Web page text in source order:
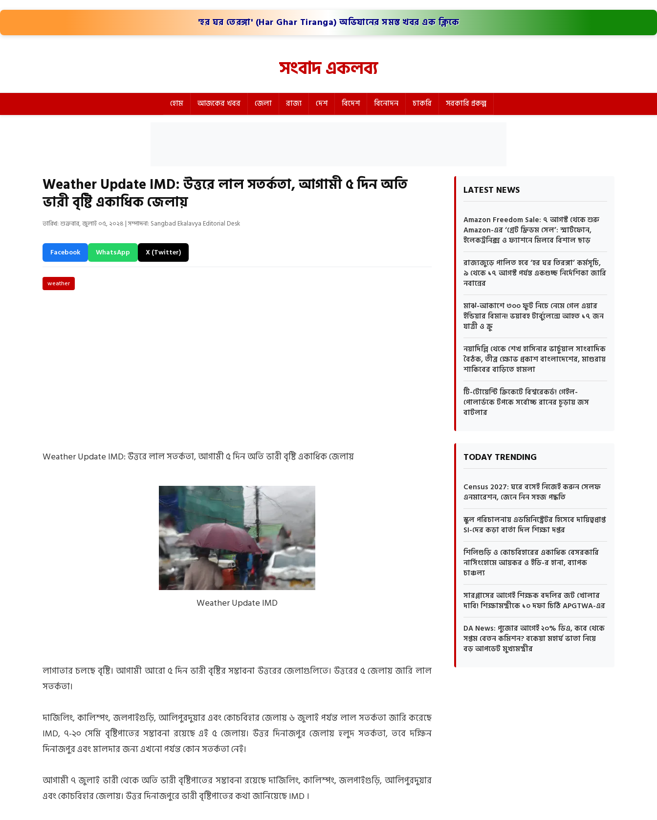
'হর ঘর তেরঙ্গা' (Har Ghar Tiranga) অভিযানের সমস্ত খবর এক ক্লিকে
সংবাদ একলব্য
হোম আজকের খবর জেলা রাজ্য দেশ বিদেশ বিনোদন চাকরি সরকারি প্রকল্প
Weather Update IMD: উত্তরে লাল সতর্কতা, আগামী ৫ দিন অতি
ভারী বৃষ্টি একাধিক জেলায়
তারিখ: শুক্রবার, জুলাই ০৫, ২০২৪ | সম্পাদনা: Sangbad Ekalavya Editorial Desk
Facebook WhatsApp X (Twitter)
weather
Weather Update IMD: উত্তরে লাল সতর্কতা, আগামী ৫ দিন অতি ভারী বৃষ্টি একাধিক জেলায়
Weather Update IMD
লাগাতার চলছে বৃষ্টি। আগামী আরো ৫ দিন ভারী বৃষ্টির সম্ভাবনা উত্তরের জেলাগুলিতে। উত্তরের ৫ জেলায় জারি লাল
সতর্কতা।
দার্জিলিং, কালিম্পং, জলপাইগুড়ি, আলিপুরদুয়ার এবং কোচবিহার জেলায় ৬ জুলাই পর্যন্ত লাল সতর্কতা জারি করেছে
IMD, ৭-২০ সেমি বৃষ্টিপাতের সম্ভাবনা রয়েছে এই ৫ জেলায়। উত্তর দিনাজপুর জেলায় হলুদ সতর্কতা, তবে দক্ষিন
দিনাজপুর এবং মালদার জন্য এখনো পর্যন্ত কোন সতর্কতা নেই।
আগামী ৭ জুলাই ভারী থেকে অতি ভারী বৃষ্টিপাতের সম্ভাবনা রয়েছে দার্জিলিং, কালিম্পং, জলপাইগুড়ি, আলিপুরদুয়ার
এবং কোচবিহার জেলায়। উত্তর দিনাজপুরে ভারী বৃষ্টিপাতের কথা জানিয়েছে IMD ।
LATEST NEWS
Amazon Freedom Sale: ৭ আগস্ট থেকে শুরু
Amazon-এর ‘গ্রেট ফ্রিডম সেল’: স্মার্টফোন,
ইলেকট্রনিক্স ও ফ্যাশনে মিলবে বিশাল ছাড়
রাজ্যজুড়ে পালিত হবে ‘হর ঘর তিরঙ্গা’ কর্মসূচি,
৯ থেকে ১৭ আগস্ট পর্যন্ত একগুচ্ছ নির্দেশিকা জারি
নবান্নের
মাঝ-আকাশে ৩০০ ফুট নিচে নেমে গেল এয়ার
ইন্ডিয়ার বিমান! ভয়াবহ টার্বুলেন্সে আহত ১৭ জন
যাত্রী ও ক্রু
নয়াদিল্লি থেকে শেখ হাসিনার ভার্চুয়াল সাংবাদিক
বৈঠক, তীব্র ক্ষোভ প্রকাশ বাংলাদেশের, মাগুরায়
শাকিবের বাড়িতে হামলা
টি-টোয়েন্টি ক্রিকেটে বিশ্বরেকর্ড! গেইল-
পোলার্ডকে টপকে সর্বোচ্চ রানের চূড়ায় জস
বাটলার
TODAY TRENDING
Census 2027: ঘরে বসেই নিজেই করুন সেলফ
এনমারেশন, জেনে নিন সহজ পদ্ধতি
স্কুল পরিচালনায় এডমিনিস্ট্রেটর হিসেবে দায়িত্বপ্রাপ্ত
SI-দের কড়া বার্তা দিল শিক্ষা দপ্তর
শিলিগুড়ি ও কোচবিহারের একাধিক বেসরকারি
নার্সিংহোমে আয়কর ও ইডি-র হানা, ব্যাপক
চাঞ্চল্য
সারপ্লাসের আগেই শিক্ষক বদলির জট খোলার
দাবি! শিক্ষামন্ত্রীকে ১০ দফা চিঠি APGTWA-এর
DA News: পুজোর আগেই ২০% ডিএ, কবে থেকে
সপ্তম বেতন কমিশন? বকেয়া মহার্ঘ ভাতা নিয়ে
বড় আপডেট মুখ্যমন্ত্রীর